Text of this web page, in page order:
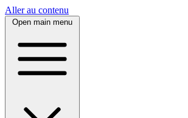
Aller au contenu
Open main menu
Panneau de gestion des cookies